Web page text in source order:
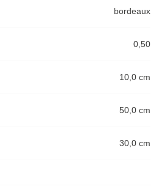
bordeaux
0,50
10,0 cm
50,0 cm
30,0 cm